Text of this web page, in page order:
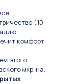
(10
комфорт
этого
мкр-на.